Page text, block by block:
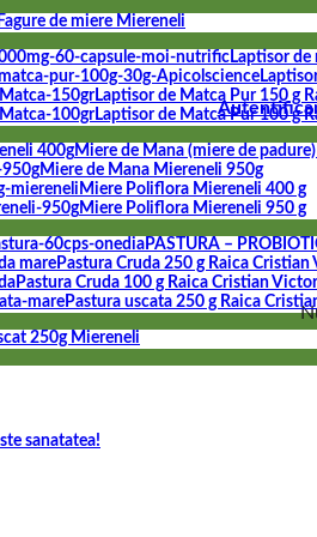
Fagure de miere Miereneli
Laptisor
Laptisor de Matca Pur 150 g
Laptisor de Matca Pur 100 g
Miere de Mana (miere de
Miere de Mana Miereneli 950g
Miere Poliflora Miereneli 400 g
Miere Poliflora Miereneli 950 g
PASTURA –
Pastura Cruda 250 g Raica Cristian
Pastura Cruda 100 g Raica Cristian Victor
Pastura uscata 250 g Raica
250g Miereneli
sanatatea!